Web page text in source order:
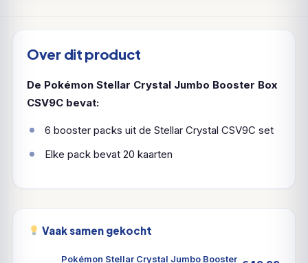
Over dit product
De Pokémon Stellar Crystal Jumbo Booster Box
CSV9C bevat:
6 booster packs uit de Stellar Crystal CSV9C set
Elke pack bevat 20 kaarten
Vaak samen gekocht
Pokémon Stellar Crystal Jumbo Booster